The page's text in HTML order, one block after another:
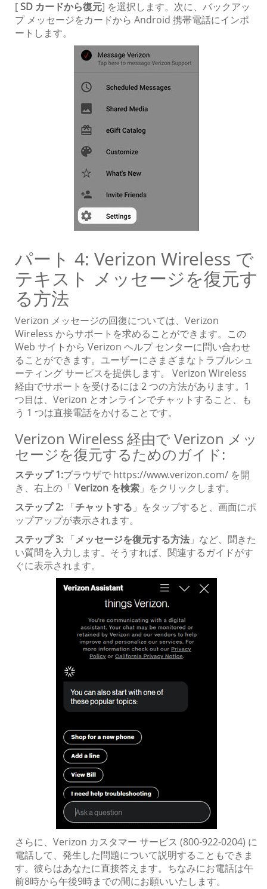
[SD カードから復元] を選択します。次に、バックアッ
プ メッセージをカードから Android 携帯電話にインポ
ートします。
パート 4: Verizon Wireless で
テキスト メッセージを復元す
る方法
Verizon メッセージの回復については、Verizon
Wireless からサポートを求めることができます。この
Web サイトから Verizon ヘルプ センターに問い合わせ
ることができます。ユーザーにさまざまなトラブルシュ
ーティング サービスを提供します。 Verizon Wireless
経由でサポートを受けるには 2 つの方法があります。1
つ目は、Verizon とオンラインでチャットすること、も
う 1 つは直接電話をかけることです。
Verizon Wireless 経由で Verizon メッ
セージを復元するためのガイド:
ステップ 1:ブラウザで https://www.verizon.com/ を開
き、右上の「 Verizon を検索 」をクリックします。
ステップ 2: 「チャットする 」をタップすると、画面にポ
ップアップが表示されます。
ステップ 3: 「メッセージを復元する方法 」など、聞きた
い質問を入力します。そうすれば、関連するガイドがす
ぐに表示されます。
さらに、Verizon カスタマー サービス (800-922-0204) に
電話して、発生した問題について説明することもできま
す。彼らはあなたに直接答えます。ちなみにお電話は午
前8時から午後9時までの間にお願いいたします。